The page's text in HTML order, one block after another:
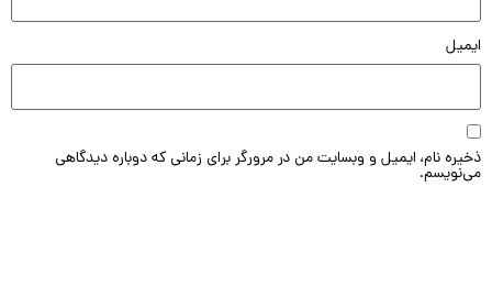
نام، ایمیل و وبسایت من در مرورگر برای زمانی که دوباره دیدگاهی